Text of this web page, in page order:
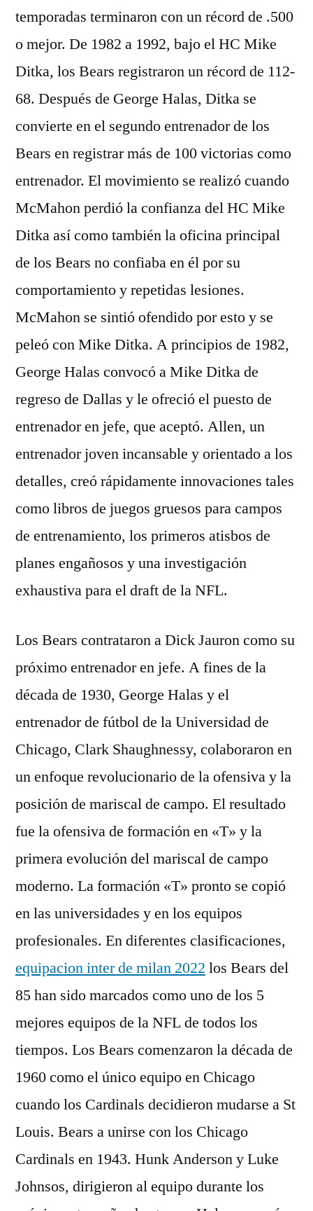
temporadas terminaron con un récord de .500
o mejor. De 1982 a 1992, bajo el HC Mike
Ditka, los Bears registraron un récord de 112-
68. Después de George Halas, Ditka se
convierte en el segundo entrenador de los
Bears en registrar más de 100 victorias como
entrenador. El movimiento se realizó cuando
McMahon perdió la confianza del HC Mike
Ditka así como también la oficina principal
de los Bears no confiaba en él por su
comportamiento y repetidas lesiones.
McMahon se sintió ofendido por esto y se
peleó con Mike Ditka. A principios de 1982,
George Halas convocó a Mike Ditka de
regreso de Dallas y le ofreció el puesto de
entrenador en jefe, que aceptó. Allen, un
entrenador joven incansable y orientado a los
detalles, creó rápidamente innovaciones tales
como libros de juegos gruesos para campos
de entrenamiento, los primeros atisbos de
planes engañosos y una investigación
exhaustiva para el draft de la NFL.
Los Bears contrataron a Dick Jauron como su
próximo entrenador en jefe. A fines de la
década de 1930, George Halas y el
entrenador de fútbol de la Universidad de
Chicago, Clark Shaughnessy, colaboraron en
un enfoque revolucionario de la ofensiva y la
posición de mariscal de campo. El resultado
fue la ofensiva de formación en «T» y la
primera evolución del mariscal de campo
moderno. La formación «T» pronto se copió
en las universidades y en los equipos
profesionales. En diferentes clasificaciones,
equipacion inter de milan 2022 los Bears del
85 han sido marcados como uno de los 5
mejores equipos de la NFL de todos los
tiempos. Los Bears comenzaron la década de
1960 como el único equipo en Chicago
cuando los Cardinals decidieron mudarse a St
Louis. Bears a unirse con los Chicago
Cardinals en 1943. Hunk Anderson y Luke
Johnsos, dirigieron al equipo durante los